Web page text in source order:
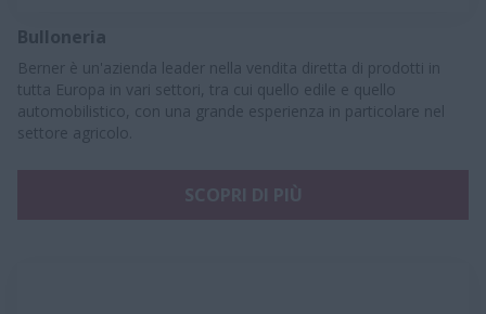
Bulloneria
Berner è un'azienda leader nella vendita diretta di prodotti in
tutta Europa in vari settori, tra cui quello edile e quello
automobilistico, con una grande esperienza in particolare nel
settore agricolo.